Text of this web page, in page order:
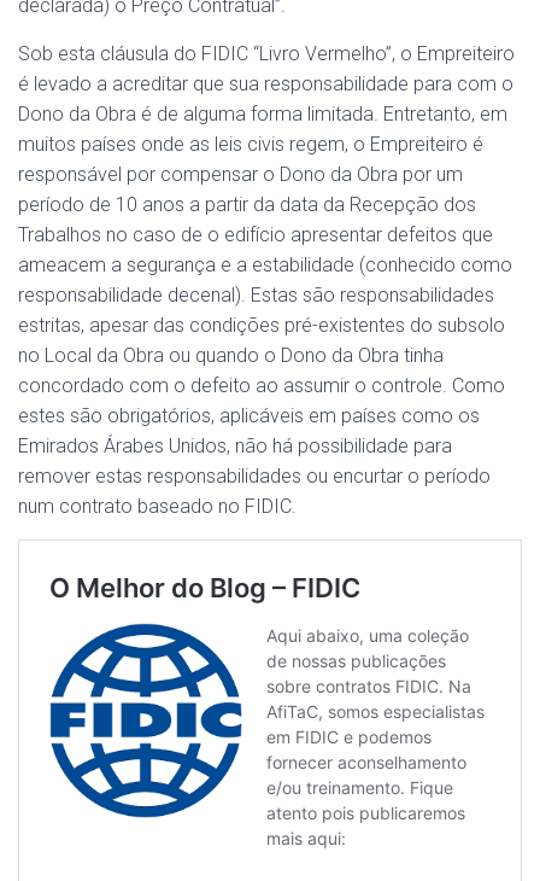
declarada) o Preço Contratual”.
Sob esta cláusula do FIDIC “Livro Vermelho”, o Empreiteiro
é levado a acreditar que sua responsabilidade para com o
Dono da Obra é de alguma forma limitada. Entretanto, em
muitos países onde as leis civis regem, o Empreiteiro é
responsável por compensar o Dono da Obra por um
período de 10 anos a partir da data da Recepção dos
Trabalhos no caso de o edifício apresentar defeitos que
ameacem a segurança e a estabilidade (conhecido como
responsabilidade decenal). Estas são responsabilidades
estritas, apesar das condições pré-existentes do subsolo
no Local da Obra ou quando o Dono da Obra tinha
concordado com o defeito ao assumir o controle. Como
estes são obrigatórios, aplicáveis em países como os
Emirados Árabes Unidos, não há possibilidade para
remover estas responsabilidades ou encurtar o período
num contrato baseado no FIDIC.